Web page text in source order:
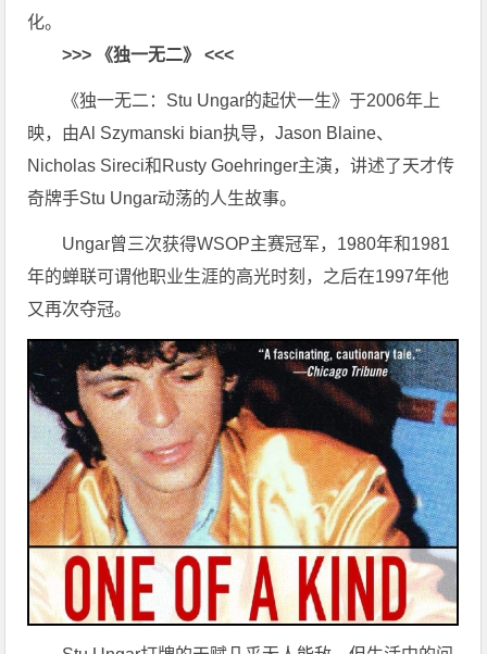
化。
>>> 《独一无二》 <<<
《独一无二：Stu Ungar的起伏一生》于2006年上
映，由Al Szymanski bian执导，Jason Blaine、
Nicholas Sireci和Rusty Goehringer主演，讲述了天才传
奇牌手Stu Ungar动荡的人生故事。
Ungar曾三次获得WSOP主赛冠军，1980年和1981
年的蝉联可谓他职业生涯的高光时刻，之后在1997年他
又再次夺冠。